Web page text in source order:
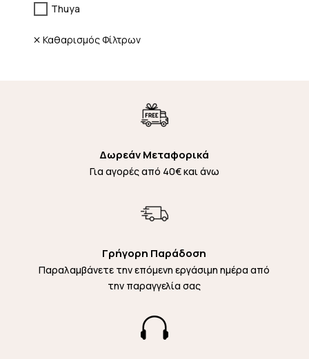
Thuya
Καθαρισμός Φίλτρων
Δωρεάν Μεταφορικά
Για αγορές από 40€ και άνω
Γρήγορη Παράδοση
Παραλαμβάνετε την επόμενη εργάσιμη ημέρα από
την παραγγελία σας
